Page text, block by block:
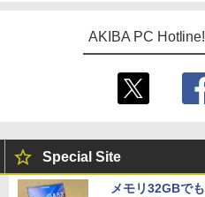
AKIBA PC
Special Site
メモリ32GBで